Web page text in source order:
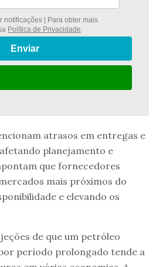
notificações | Para obter mais
Política de Privacidade.
Enviar
atrasos em entregas e
planejamento e
que fornecedores
mais próximos do
e elevando os
de que um petróleo
período prolongado tende a